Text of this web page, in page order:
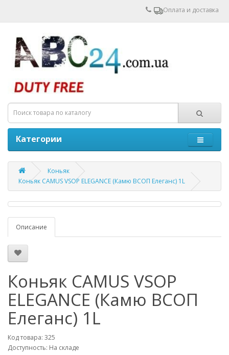
Оплата и доставка
Категории
Коньяк
Коньяк CAMUS VSOP ELEGANCE (Камю ВСОП Елеганс) 1L
Описание
Коньяк CAMUS VSOP
ELEGANCE (Камю ВСОП
Елеганс) 1L
Код товара: 325
Доступность: На складе